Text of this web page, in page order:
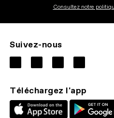
Consultez notre
Suivez-nous
Téléchargez l'app